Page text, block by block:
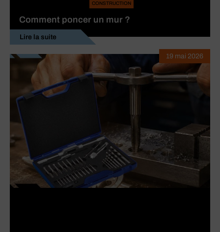
CONSTRUCTION
Comment poncer un mur ?
Lire la suite
19 mai 2026